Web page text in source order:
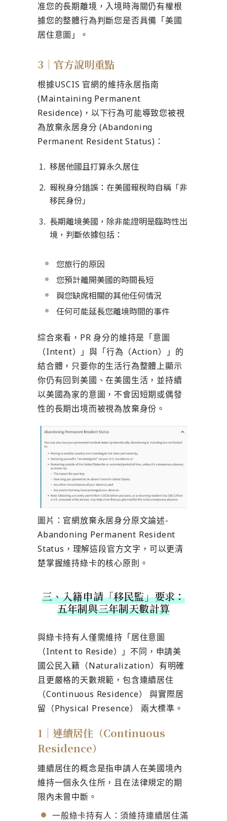
准您的長期離境，入境時海關仍有權根
據您的整體行為判斷您是否具備「美國
居住意圖」。
3｜官方說明重點
根據USCIS 官網的維持永居指南
(Maintaining Permanent
Residence)，以下行為可能導致您被視
為放棄永居身分 (Abandoning
Permanent Resident Status)：
移居他國且打算永久居住
報稅身分錯誤：在美國報稅時自稱「非
移民身份」
長期離境美國，除非能證明是臨時性出
境，判斷依據包括：
您旅行的原因
您預計離開美國的時間長短
與您缺席相關的其他任何情況
任何可能延長您離境時間的事件
綜合來看，PR 身分的維持是「意圖
（Intent）」與「行為（Action）」的
結合體，只要你的生活行為整體上顯示
你仍有回到美國、在美國生活，並持續
以美國為家的意圖，不會因短期或偶發
性的長期出境而被視為放棄身份。
圖片：官網放棄永居身分原文論述-
Abandoning Permanent Resident
Status，理解這段官方文字，可以更清
楚掌握維持綠卡的核心原則。
三、入籍申請「移民監」要求：
五年制與三年制天數計算
與綠卡持有人僅需維持「居住意圖
（Intent to Reside）」不同，申請美
國公民入籍（Naturalization）有明確
且更嚴格的天數規範，包含連續居住
（Continuous Residence） 與實際居
留（Physical Presence） 兩大標準。
1｜連續居住（Continuous
Residence）
連續居住的概念是指申請人在美國境內
維持一個永久住所，且在法律規定的期
限內未曾中斷。
一般綠卡持有人：須維持連續居住滿